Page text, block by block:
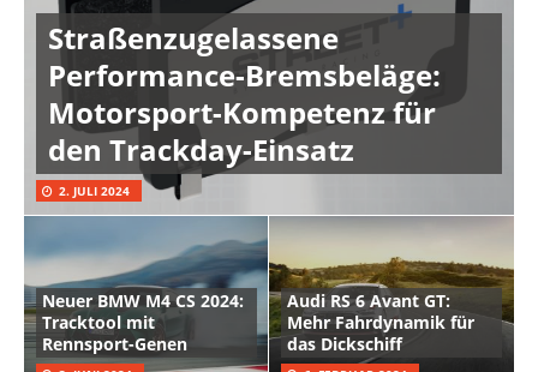
Straßenzugelassene
Performance-Bremsbeläge:
Motorsport-Kompetenz für
den Trackday-Einsatz
2. JULI 2024
Neuer BMW M4 CS 2024:
Tracktool mit
Rennsport-Genen
Audi RS 6 Avant GT:
Mehr Fahrdynamik für
das Dickschiff